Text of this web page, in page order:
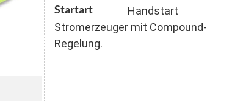
Startart
Handstart
Stromerzeuger mit Compound-
Regelung.